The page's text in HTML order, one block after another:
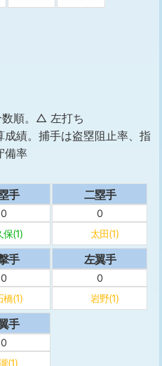
数順。△ 左打ち
績。捕手は盗塁阻止率、指
備率
手
0
(1)
二塁手
0
太田(1)
手
0
(1)
左翼手
0
岩野(1)
手
0
(1)